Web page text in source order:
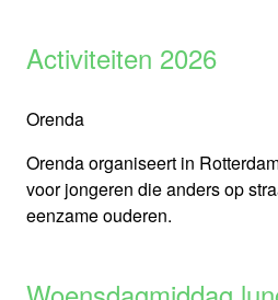
Activiteiten 2026
Orenda
Orenda organiseert in
voor jongeren die anders op
eenzame ouderen.